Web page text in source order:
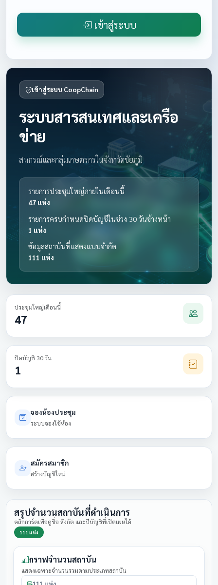
เข้าสู่ระบบ
เข้าสู่ระบบ CoopChain
ระบบสารสนเทศและเครือ
ข่าย
สหกรณ์และกลุ่มเกษตรกรในจังหวัดชัยภูมิ
รายการประชุมใหญ่ภายในเดือนนี้
47 แห่ง
รายการครบกำหนดปิดบัญชีในช่วง 30 วันข้างหน้า
1 แห่ง
ข้อมูลสถาบันที่แสดงแบบจำกัด
111 แห่ง
ประชุมใหญ่เดือนนี้
47
ปิดบัญชี 30 วัน
1
จองห้องประชุม
ระบบจองใช้ห้อง
สมัครสมาชิก
สร้างบัญชีใหม่
สรุปจำนวนสถาบันที่ดำเนินการ
คลิกการ์ดเพื่อดูชื่อ สังกัด และปีบัญชีที่เปิดเผยได้
111 แห่ง
กราฟจำนวนสถาบัน
แสดงเฉพาะจำนวนรวมตามประเภทสถาบัน